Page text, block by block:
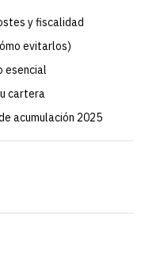
y fiscalidad
evitarlos)
esencial
cartera
acumulación 2025